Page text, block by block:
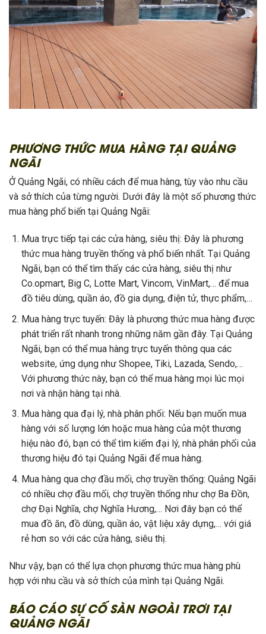
PHƯƠNG THỨC MUA HÀNG TẠI QUẢNG
NGÃI
Ở Quảng Ngãi, có nhiều cách để mua hàng, tùy vào nhu cầu
và sở thích của từng người. Dưới đây là một số phương thức
mua hàng phổ biến tại Quảng Ngãi:
Mua trực tiếp tại các cửa hàng, siêu thị: Đây là phương
thức mua hàng truyền thống và phổ biến nhất. Tại Quảng
Ngãi, bạn có thể tìm thấy các cửa hàng, siêu thị như
Co.opmart, Big C, Lotte Mart, Vincom, VinMart,… để mua
đồ tiêu dùng, quần áo, đồ gia dụng, điện tử, thực phẩm,…
Mua hàng trực tuyến: Đây là phương thức mua hàng được
phát triển rất nhanh trong những năm gần đây. Tại Quảng
Ngãi, bạn có thể mua hàng trực tuyến thông qua các
website, ứng dụng như Shopee, Tiki, Lazada, Sendo,…
Với phương thức này, bạn có thể mua hàng mọi lúc mọi
nơi và nhận hàng tại nhà.
Mua hàng qua đại lý, nhà phân phối: Nếu bạn muốn mua
hàng với số lượng lớn hoặc mua hàng của một thương
hiệu nào đó, bạn có thể tìm kiếm đại lý, nhà phân phối của
thương hiệu đó tại Quảng Ngãi để mua hàng.
Mua hàng qua chợ đầu mối, chợ truyền thống: Quảng Ngãi
có nhiều chợ đầu mối, chợ truyền thống như chợ Ba Đồn,
chợ Đại Nghĩa, chợ Nghĩa Hương,… Nơi đây bạn có thể
mua đồ ăn, đồ dùng, quần áo, vật liệu xây dựng,… với giá
rẻ hơn so với các cửa hàng, siêu thị.
Như vậy, bạn có thể lựa chọn phương thức mua hàng phù
hợp với nhu cầu và sở thích của mình tại Quảng Ngãi.
BÁO CÁO SỰ CỐ SÀN NGOÀI TRƠI TẠI
QUẢNG NGÃI